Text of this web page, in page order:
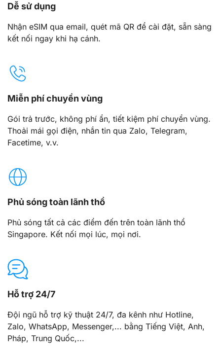
Dễ sử dụng
Nhận eSIM qua email, quét mã QR để cài đặt, sẵn sàng
kết nối ngay khi hạ cánh.
Miễn phí chuyển vùng
Gói trả trước, không phí ẩn, tiết kiệm phí chuyển vùng.
Thoải mái gọi điện, nhắn tin qua Zalo, Telegram,
Facetime, v.v.
Phủ sóng toàn lãnh thổ
Phủ sóng tất cả các điểm đến trên toàn lãnh thổ
Singapore. Kết nối mọi lúc, mọi nơi.
Hỗ trợ 24/7
Đội ngũ hỗ trợ kỹ thuật 24/7, đa kênh như Hotline,
Zalo, WhatsApp, Messenger,... bằng Tiếng Việt, Anh,
Pháp, Trung Quốc,...